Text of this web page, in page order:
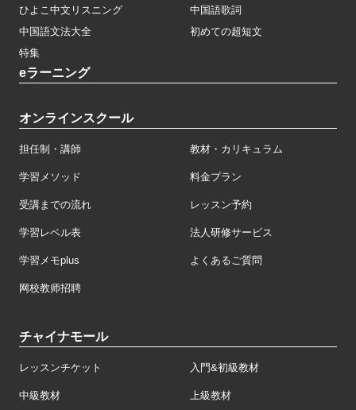
ひよこ中文リスニング
中国語歌詞
中国語文法大全
初めての超短文
特集
eラーニング
オンラインスクール
担任制・講師 教材・カリキュラム
学習メソッド 料金プラン
受講までの流れ レッスン予約
学習レベル表 法人研修サービス
学習メモplus よくあるご質問
网校教师招聘
チャイナモール
レッスンチケット 入門&初級教材
中級教材 上級教材